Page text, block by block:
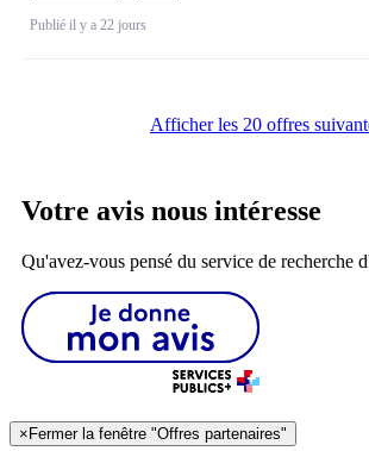
Publié il y a 22 jours
Afficher les 20 offres
Votre avis nous intéresse
Qu'avez-vous pensé du service de recherche
× Fermer la fenêtre "Offres partenaires"